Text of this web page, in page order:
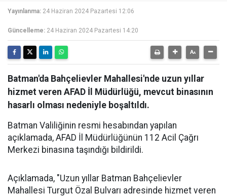
Yayınlanma: 24 Haziran 2024 Pazartesi 12:06
Güncelleme: 24 Haziran 2024 Pazartesi 14:20
Batman'da Bahçelievler Mahallesi'nde uzun yıllar
hizmet veren AFAD İl Müdürlüğü, mevcut binasının
hasarlı olması nedeniyle boşaltıldı.
Batman Valiliğinin resmi hesabından yapılan
açıklamada, AFAD İl Müdürlüğünün 112 Acil Çağrı
Merkezi binasına taşındığı bildirildi.
Açıklamada, "Uzun yıllar Batman Bahçelievler
Mahallesi Turgut Özal Bulvarı adresinde hizmet veren